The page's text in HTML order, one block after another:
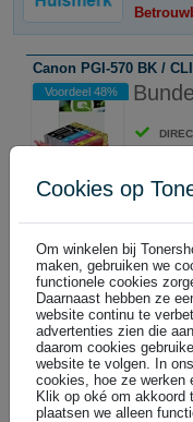
Canon PGI-570 BK /
Voordeel 48% Bundel
€ 69,49( € 57,43 excl )
Voordeel € 7,50
€ 55,49 (€ 45,86 excl )
Cookies op
Om winkelen bij
maken, gebruiken we
functionele cookies
Daarnaast hebben ze
website continu te
advertenties zien die
daarom cookies
website te volgen. In ons
cookies, hoe ze werken
Klik op oké om akkoord
plaatsen we alleen